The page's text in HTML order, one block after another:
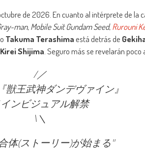
de 2026. En cuanto al intérprete de la
man, Mobile Suit Gundam Seed,Rurouni
Takuma Terashimaestá detrás de
Kirei Shijima. Seguro más se revelarán poco
/／
獣王武神ダンデヴァイン』
ンビジュアル解禁
\＼
体(ストーリー)が始まる"